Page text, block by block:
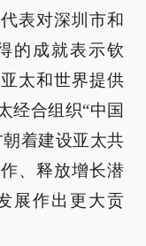
表对深圳市和
的成就表示钦
太和世界提供
经合组织“中国
着建设亚太共
、释放增长潜
展作出更大贡